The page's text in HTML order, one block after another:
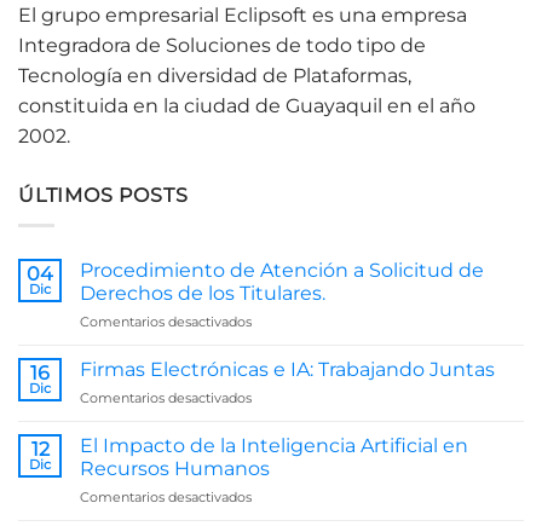
El grupo empresarial Eclipsoft es una empresa
Integradora de Soluciones de todo tipo de
Tecnología en diversidad de Plataformas,
constituida en la ciudad de Guayaquil en el año
2002.
ÚLTIMOS POSTS
04
Dic
Procedimiento de Atención a Solicitud de
Derechos de los Titulares.
Comentarios desactivadosen
de
a
de
Derechos
los
16
Dic
Firmas Electrónicas e IA: Trabajando Juntas
Comentarios desactivadosen
Electrónicas
IA:
Trabajando
12
Dic
El Impacto de la Inteligencia Artificial en
Recursos Humanos
Comentarios desactivadosen